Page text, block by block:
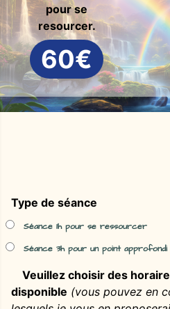
pour se
resourcer.
60€
Type de séance
Séance 1h pour se ressourcer
Séance 3h pour un point approfondi
Veuillez choisir des
disponible (vous pouvez en